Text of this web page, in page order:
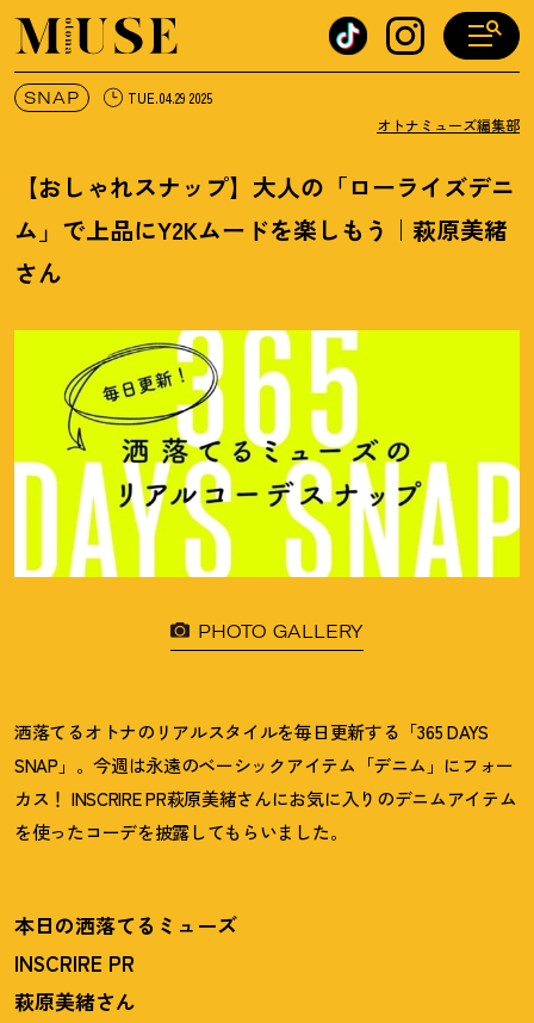
オトナミューズ ウェブ
SNAP TUE.04.29 2025
オトナミューズ編集部
【おしゃれスナップ】大人の「ローライズデニ
ム」で上品にY2Kムードを楽しもう｜‭萩原美緒
さん
PHOTO GALLERY
洒落てるオトナのリアルスタイルを毎日更新する「365 DAYS
SNAP」。今週は永遠のベーシックアイテム「デニム」にフォー
カス ！ INSCRIRE PR萩原美緒さんにお気に入りのデニムアイテム
を使ったコーデを披露してもらいました。
本日の洒落てるミューズ
INSCRIRE PR
萩原美緒さん